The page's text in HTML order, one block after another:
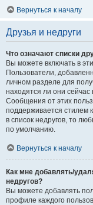
Вернуться к началу
Друзья и недруги
Что означают списки
Вы можете включать в
Пользователи,
личном разделе для
находятся ли они
Сообщения от этих
поддерживается стилем
в список недругов, то
по умолчанию.
Вернуться к началу
Как мне добавлять/
недругов?
Вы можете добавлять
профиле каждого